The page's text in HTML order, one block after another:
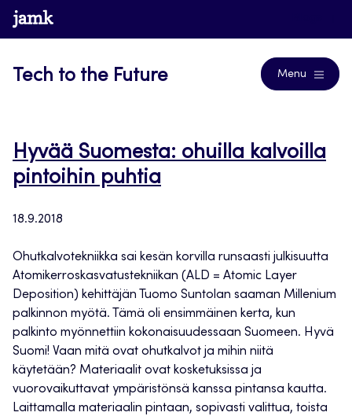
Siirry
suoraan
www.jamk.fi
Tech to the Future Menu
Hyvää Suomesta: ohuilla kalvoilla
pintoihin puhtia
18.9.2018
Ohutkalvotekniikka sai kesän korvilla runsaasti julkisuutta
Atomikerroskasvatustekniikan (ALD = Atomic Layer
Deposition) kehittäjän Tuomo Suntolan saaman Millenium
palkinnon myötä. Tämä oli ensimmäinen kerta, kun
palkinto myönnettiin kokonaisuudessaan Suomeen. Hyvä
Suomi! Vaan mitä ovat ohutkalvot ja mihin niitä
käytetään? Materiaalit ovat kosketuksissa ja
vuorovaikuttavat ympäristönsä kanssa pintansa kautta.
Laittamalla materiaalin pintaan, sopivasti valittua, toista